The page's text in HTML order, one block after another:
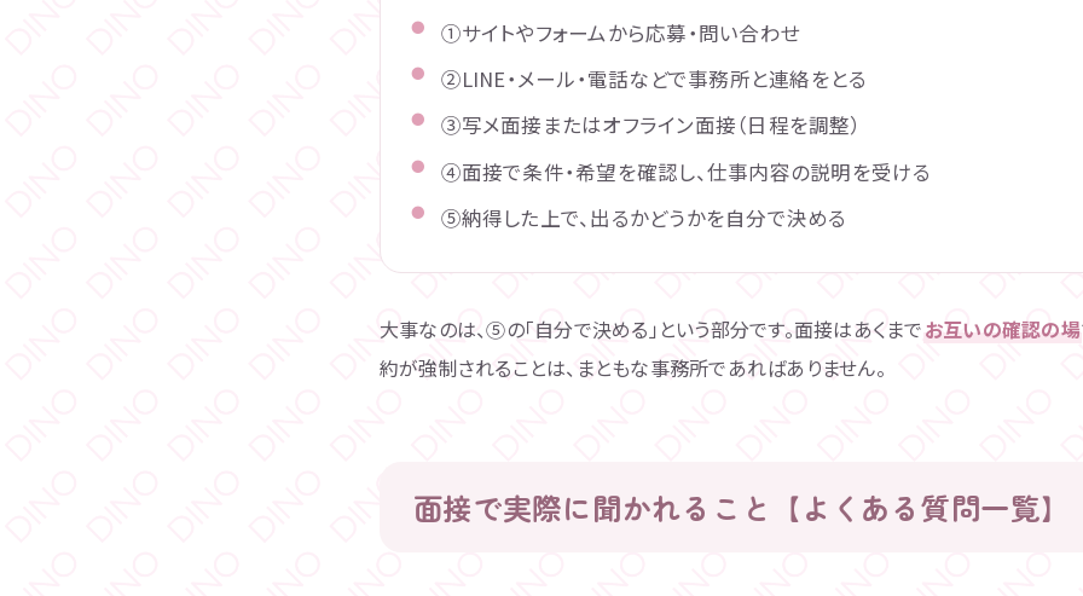
①サイトやフォームから応募・問い合わせ
②LINE・メール・電話などで事務所と連絡をとる
③写メ面接またはオフライン面接（日程を調整）
④面接で条件・希望を確認し、仕事内容の説明を受ける
⑤納得した上で、出るかどうかを自分で決める
大事なのは、⑤の「自分で決める」という部分です。面接はあくまでお互いの確認の場
約が強制されることは、まともな事務所であればありません。
面接で実際に聞かれること【よくある質問一覧】